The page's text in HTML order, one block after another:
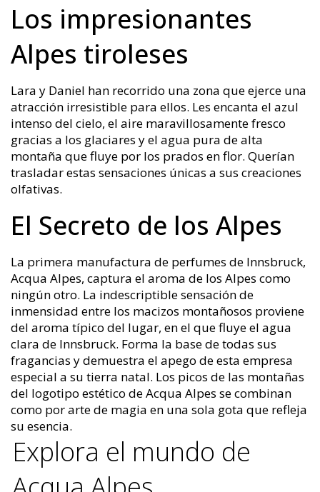
Los impresionantes
Alpes tiroleses
Lara y Daniel han recorrido una zona que ejerce una
atracción irresistible para ellos. Les encanta el azul
intenso del cielo, el aire maravillosamente fresco
gracias a los glaciares y el agua pura de alta
montaña que fluye por los prados en flor. Querían
trasladar estas sensaciones únicas a sus creaciones
olfativas.
El Secreto de los Alpes
La primera manufactura de perfumes de Innsbruck,
Acqua Alpes, captura el aroma de los Alpes como
ningún otro. La indescriptible sensación de
inmensidad entre los macizos montañosos proviene
del aroma típico del lugar, en el que fluye el agua
clara de Innsbruck. Forma la base de todas sus
fragancias y demuestra el apego de esta empresa
especial a su tierra natal. Los picos de las montañas
del logotipo estético de Acqua Alpes se combinan
como por arte de magia en una sola gota que refleja
su esencia.
Explora el mundo de